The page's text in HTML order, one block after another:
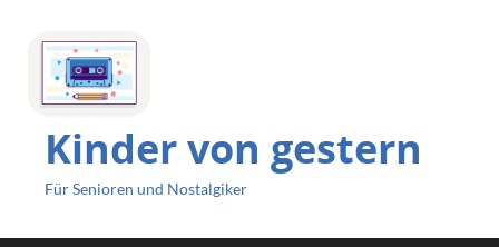
Kinder von gestern
Für Senioren und Nostalgiker